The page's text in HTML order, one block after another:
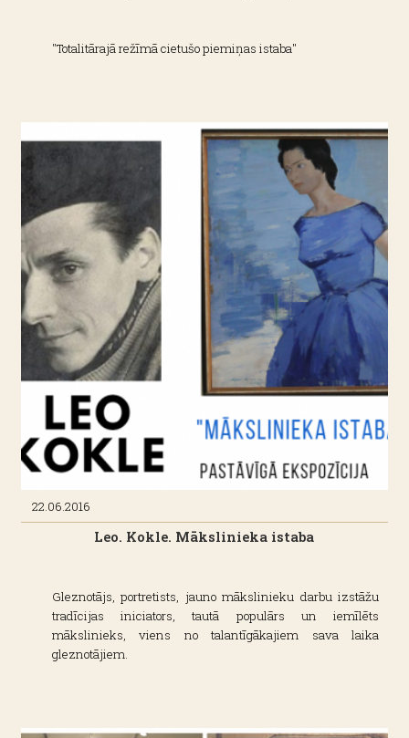
"Totalitārajā režīmā cietušo piemiņas istaba"
22.06.2016
Leo. Kokle. Mākslinieka istaba
Gleznotājs, portretists, jauno mākslinieku darbu izstāžu
tradīcijas iniciators, tautā populārs un iemīlēts
mākslinieks, viens no talantīgākajiem sava laika
gleznotājiem.